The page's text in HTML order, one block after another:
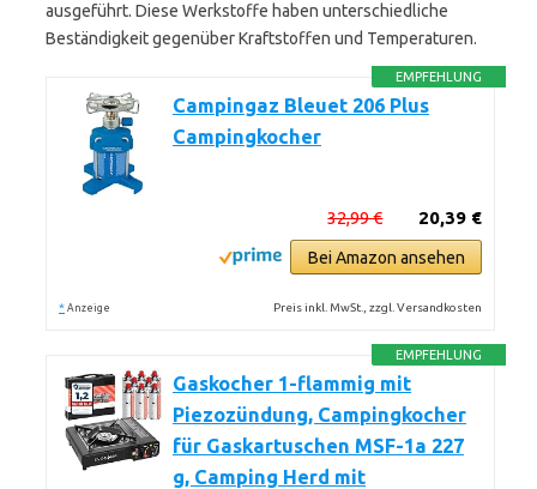
ausgeführt. Diese Werkstoffe haben unterschiedliche
Beständigkeit gegenüber Kraftstoffen und Temperaturen.
EMPFEHLUNG
Campingaz Bleuet 206 Plus
Campingkocher
20,39 €
32,99 €
Bei Amazon ansehen
* Anzeige Preis inkl. MwSt., zzgl. Versandkosten
EMPFEHLUNG
Gaskocher 1-flammig mit
Piezozündung, Campingkocher
für Gaskartuschen MSF-1a 227
g, Camping Herd mit